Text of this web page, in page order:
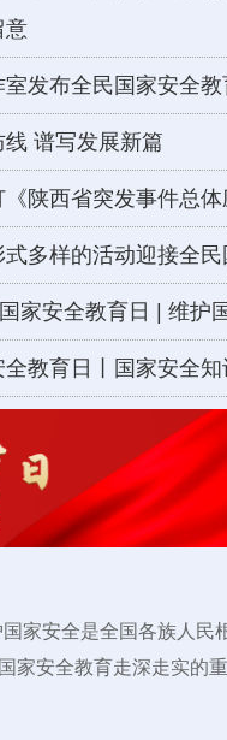
意
室发布全民国家安全
谱写发展新篇
陕西省突发事件总体
多样的活动迎接全民
国家安全教育日 | 维护
教育日丨国家安全
家安全是全国各族人民
家安全教育走深走实的重